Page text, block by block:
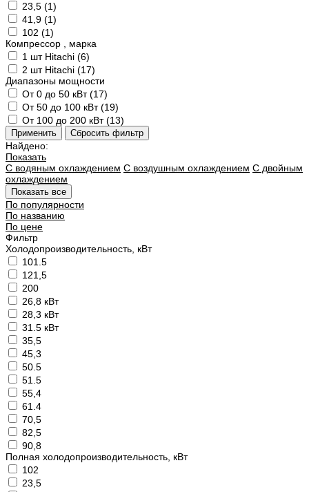
23,5 (1)
41,9 (1)
102 (1)
Компрессор , марка
1 шт Hitachi (6)
2 шт Hitachi (17)
Диапазоны мощности
От 0 до 50 кВт (17)
От 50 до 100 кВт (19)
От 100 до 200 кВт (13)
Найдено:
Показать
С водяным охлаждением С воздушным охлаждением С двойным
охлаждением
Показать все
По популярности
По названию
По цене
Фильтр
Холодопроизводительность, кВт
101.5
121,5
200
26,8 кВт
28,3 кВт
31.5 кВт
35,5
45,3
50.5
51.5
55,4
61.4
70,5
82,5
90,8
Полная холодопроизводительность, кВт
102
23,5